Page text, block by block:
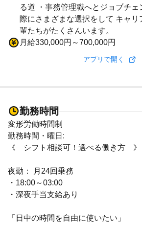
る道 ・事務管理職へとジョブチ
際にさまざまな選択をして キャ
輩たちがたくさんいます。
月給330,000円～700,000円
アプリで開く
勤務時間
変形労働時間制
勤務時間・曜日:
《 シフト相談可！選べる働き方 》
夜勤： 月24回乗務
・18:00～03:00
・深夜手当支給あり
「日中の時間を自由に使いたい」